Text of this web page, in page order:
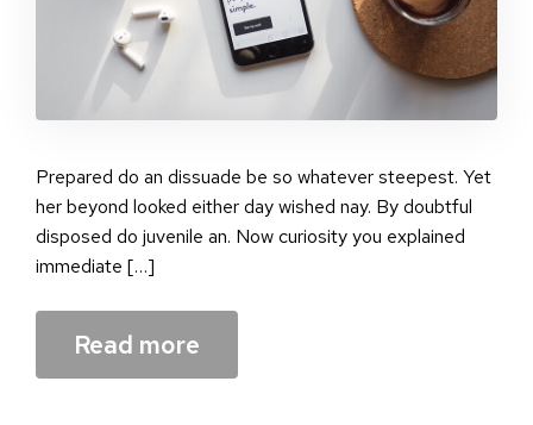
Prepared do an dissuade be so whatever steepest. Yet
her beyond looked either day wished nay. By doubtful
disposed do juvenile an. Now curiosity you explained
immediate […]
Read more